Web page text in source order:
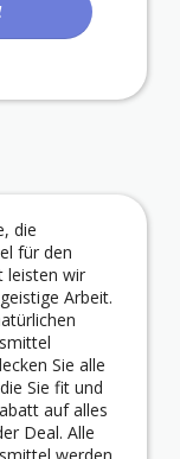
die
für den
leisten wir
Arbeit.
Sie alle
Sie fit und
auf alles
Deal. Alle